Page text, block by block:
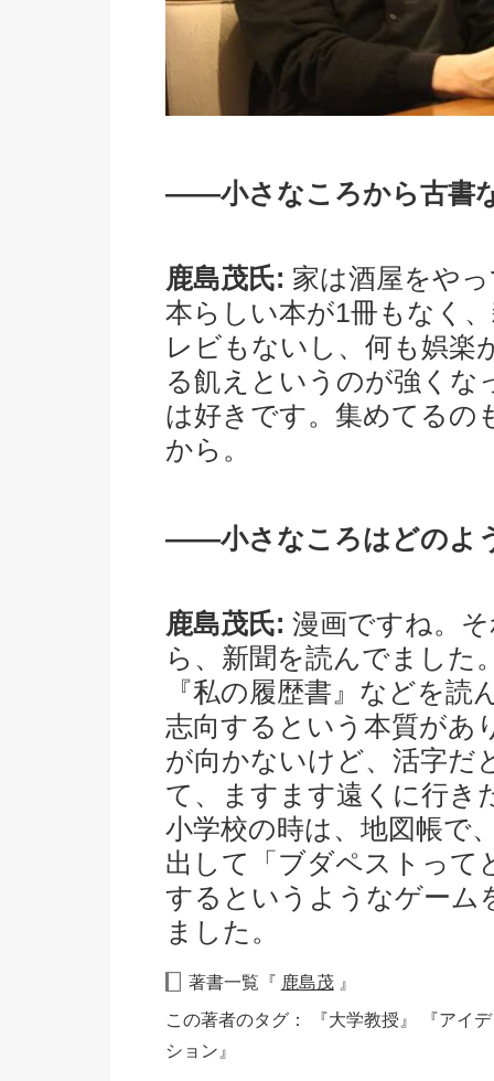
――小さなころから古書
鹿島茂氏: 家は酒屋をや
本らしい本が1冊もなく
レビもないし、何も娯楽
る飢えというのが強くな
は好きです。集めてるの
から。
――小さなころはどのよ
鹿島茂氏: 漫画ですね。
ら、新聞を読んでました
『私の履歴書』などを
志向するという本質があ
が向かないけど、活字だ
て、ますます遠くに行き
小学校の時は、地図帳で
出して「ブダペストって
するというようなゲーム
ました。
著書一覧『 鹿島茂』
この著者のタグ：
『大学教授』
『アイ
ション』